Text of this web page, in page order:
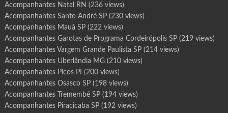
Acompanhantes Natal RN (236 views)
Acompanhantes Santo André SP(230 views)
Acompanhantes Mauá SP(222 views)
Acompanhantes Garotas de Programa Cordeirópolis SP(219 views)
Acompanhantes Vargem Grande Paulista SP(214 views)
Acompanhantes Uberlândia MG(210 views)
Acompanhantes Picos PI (200 views)
Acompanhantes Osasco SP(198 views)
Acompanhantes Tremembé SP(194 views)
Acompanhantes Piracicaba SP(192 views)